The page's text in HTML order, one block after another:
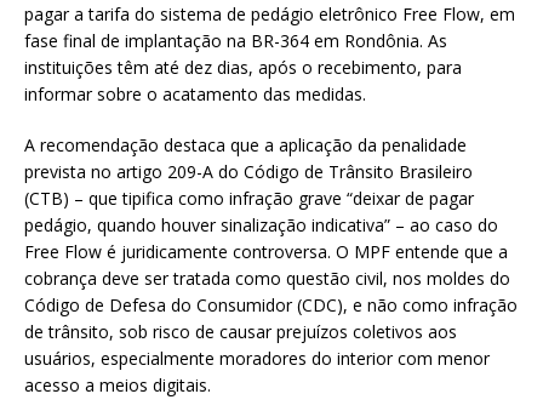
pagar a tarifa do sistema de pedágio eletrônico Free Flow, em
fase final de implantação na BR-364 em Rondônia. As
instituições têm até dez dias, após o recebimento, para
informar sobre o acatamento das medidas.
A recomendação destaca que a aplicação da penalidade
prevista no artigo 209-A do Código de Trânsito Brasileiro
(CTB) – que tipifica como infração grave “deixar de pagar
pedágio, quando houver sinalização indicativa” – ao caso do
Free Flow é juridicamente controversa. O MPF entende que a
cobrança deve ser tratada como questão civil, nos moldes do
Código de Defesa do Consumidor (CDC), e não como infração
de trânsito, sob risco de causar prejuízos coletivos aos
usuários, especialmente moradores do interior com menor
acesso a meios digitais.